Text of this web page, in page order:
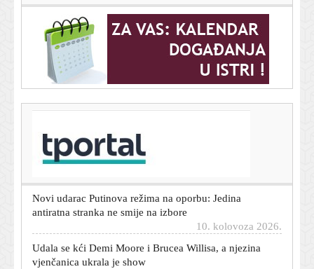
T-portal.hr
Bosanska eko udruga prozvala Rostuhara zbog paljenja
vatre u prirodi, on uzvraća: 'Ne može mi pobjeći'
Novi udarac Putinova režima na oporbu: Jedina
antiratna stranka ne smije na izbore
Udala se kći Demi Moore i Brucea Willisa, a njezina
vjenčanica ukrala je show